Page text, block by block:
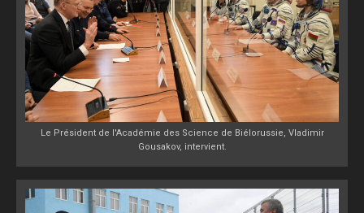
Le Président de l'Académie des Science de Biélorussie, Vladimir
Gousakov, intervient.